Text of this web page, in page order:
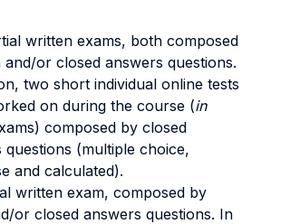
written exams, both composed
and/or closed answers questions.
two short individual online tests
on during the course (in
composed by closed
questions (multiple choice,
and calculated).
written exam, composed by
or closed answers questions. In